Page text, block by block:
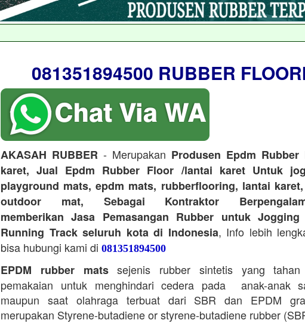
081351894500 RUBBER
AKASAH RUBBER - Merupakan Produsen Epdm
karet, Jual Epdm Rubber Floor /lantai karet Untuk
playground mats, epdm mats, rubberflooring, lantai
outdoor mat, Sebagai Kontraktor
memberikan Jasa Pemasangan Rubber untuk
Running Track seluruh kota di Indonesia, Info lebih
bisa hubungi kami di 081351894500
EPDM rubber matssejenis rubber sintetis yang tahan
pemakaian untuk menghindari cedera pada anak-anak
maupun saat olahraga terbuat dari SBR dan EPDM
merupakan Styrene-butadiene or styrene-butadiene rubber